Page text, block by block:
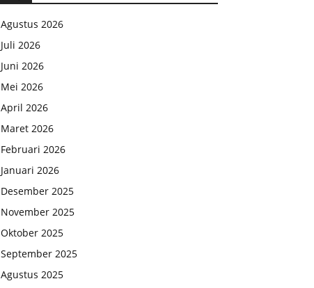
Agustus 2026
Juli 2026
Juni 2026
Mei 2026
April 2026
Maret 2026
Februari 2026
Januari 2026
Desember 2025
November 2025
Oktober 2025
September 2025
Agustus 2025